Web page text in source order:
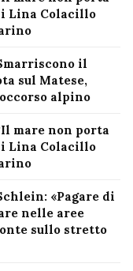
Lina Colacillo
il
sul Matese,
alpino
mare non porta
Lina Colacillo
«Pagare di
nelle aree
sullo stretto